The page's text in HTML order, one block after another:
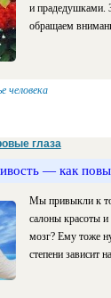
и прадедушками.
обращаем
человека
глаза
— как
Мы привыкли к
салоны красоты
мозг? Ему тоже
степени зависит